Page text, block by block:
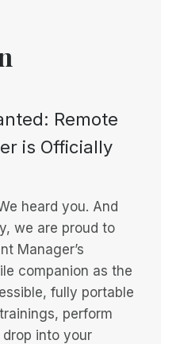
Remote
is Officially
heard you. And
we are proud to
Manager’s
companion as the
fully portable
perform
into your